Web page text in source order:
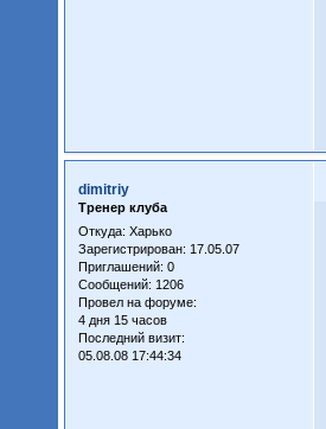
dimitriy
Тренер клуба
Откуда: Харько
Зарегистрирован: 17.05.07
Приглашений: 0
Сообщений: 1206
Провел на форуме:
4 дня 15 часов
Последний визит:
05.08.08 17:44:34